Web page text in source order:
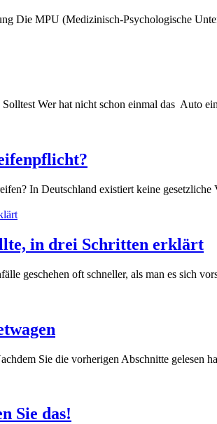
Die MPU (Medizinisch-Psychologische
Wer hat nicht schon einmal das ‌ Auto
In Deutschland existiert keine
in drei Schritten erklärt
geschehen oft schneller, als man es sich
Sie die vorherigen Abschnitte gelesen
Sie das!